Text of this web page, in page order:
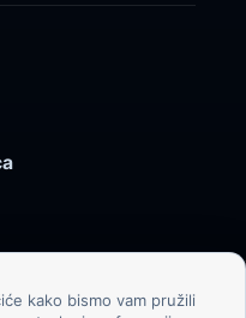
kako bismo vam pružili